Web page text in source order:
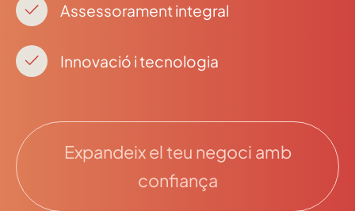
Assessorament integral
Innovació i tecnologia
Expandeix el teu negoci amb
confiança